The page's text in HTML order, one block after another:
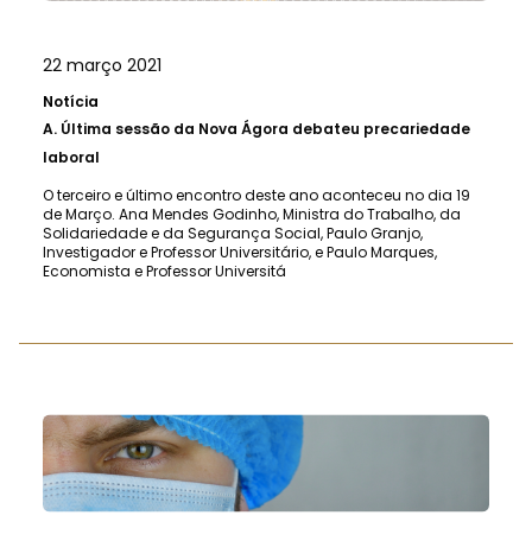
22 março 2021
Notícia
A. Última sessão da Nova Ágora debateu precariedade
laboral
O terceiro e último encontro deste ano aconteceu no dia 19
de Março. Ana Mendes Godinho, Ministra do Trabalho, da
Solidariedade e da Segurança Social, Paulo Granjo,
Investigador e Professor Universitário, e Paulo Marques,
Economista e Professor Universitá